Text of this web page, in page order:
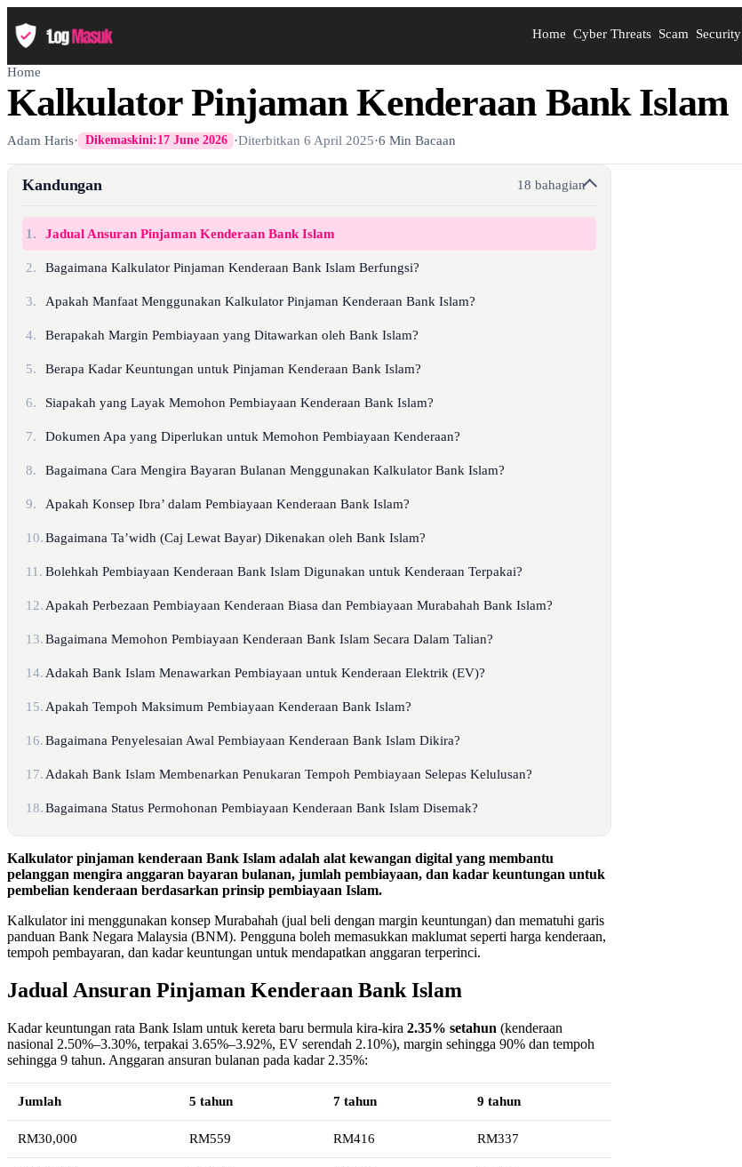
Home Cyber Threats Scam Security
Home
Kalkulator Pinjaman Kenderaan Bank Islam
Adam Haris· Dikemaskini:17 June 2026 ·Diterbitkan6 April 2025·6 Min Bacaan
Kandungan 18 bahagian
1. Jadual Ansuran Pinjaman Kenderaan Bank Islam
2. Bagaimana Kalkulator Pinjaman Kenderaan Bank Islam Berfungsi?
3. Apakah Manfaat Menggunakan Kalkulator Pinjaman Kenderaan Bank Islam?
4. Berapakah Margin Pembiayaan yang Ditawarkan oleh Bank Islam?
5. Berapa Kadar Keuntungan untuk Pinjaman Kenderaan Bank Islam?
6. Siapakah yang Layak Memohon Pembiayaan Kenderaan Bank Islam?
7. Dokumen Apa yang Diperlukan untuk Memohon Pembiayaan Kenderaan?
8. Bagaimana Cara Mengira Bayaran Bulanan Menggunakan Kalkulator Bank Islam?
9. Apakah Konsep Ibra’ dalam Pembiayaan Kenderaan Bank Islam?
10. Bagaimana Ta’widh (Caj Lewat Bayar) Dikenakan oleh Bank Islam?
11. Bolehkah Pembiayaan Kenderaan Bank Islam Digunakan untuk Kenderaan Terpakai?
12. Apakah Perbezaan Pembiayaan Kenderaan Biasa dan Pembiayaan Murabahah Bank Islam?
13. Bagaimana Memohon Pembiayaan Kenderaan Bank Islam Secara Dalam Talian?
14. Adakah Bank Islam Menawarkan Pembiayaan untuk Kenderaan Elektrik (EV)?
15. Apakah Tempoh Maksimum Pembiayaan Kenderaan Bank Islam?
16. Bagaimana Penyelesaian Awal Pembiayaan Kenderaan Bank Islam Dikira?
17. Adakah Bank Islam Membenarkan Penukaran Tempoh Pembiayaan Selepas Kelulusan?
18. Bagaimana Status Permohonan Pembiayaan Kenderaan Bank Islam Disemak?
Kalkulator pinjaman kenderaan Bank Islam adalah alat kewangan digital yang membantu
pelanggan mengira anggaran bayaran bulanan, jumlah pembiayaan, dan kadar keuntungan untuk
pembelian kenderaan berdasarkan prinsip pembiayaan Islam.
Kalkulator ini menggunakan konsep Murabahah (jual beli dengan margin keuntungan) dan mematuhi garis
panduan Bank Negara Malaysia (BNM). Pengguna boleh memasukkan maklumat seperti harga kenderaan,
tempoh pembayaran, dan kadar keuntungan untuk mendapatkan anggaran terperinci.
Jadual Ansuran Pinjaman Kenderaan Bank Islam
Kadar keuntungan rata Bank Islam untuk kereta baru bermula kira-kira 2.35% setahun (kenderaan
nasional 2.50%–3.30%, terpakai 3.65%–3.92%, EV serendah 2.10%), margin sehingga 90% dan tempoh
sehingga 9 tahun. Anggaran ansuran bulanan pada kadar 2.35%:
Jumlah 5 tahun 7 tahun 9 tahun
RM30,000 RM559 RM416 RM337